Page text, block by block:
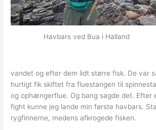
Havbars ved Bua i Halland
vandet og efter dem lidt større fisk. De var
hurtigt fik skiftet fra fluestangen til
og ophængerflue. Og bang sagde det. Efter
fight kunne jeg lande min første havbars.
rygfinnerne, medens afkrogede fisken.